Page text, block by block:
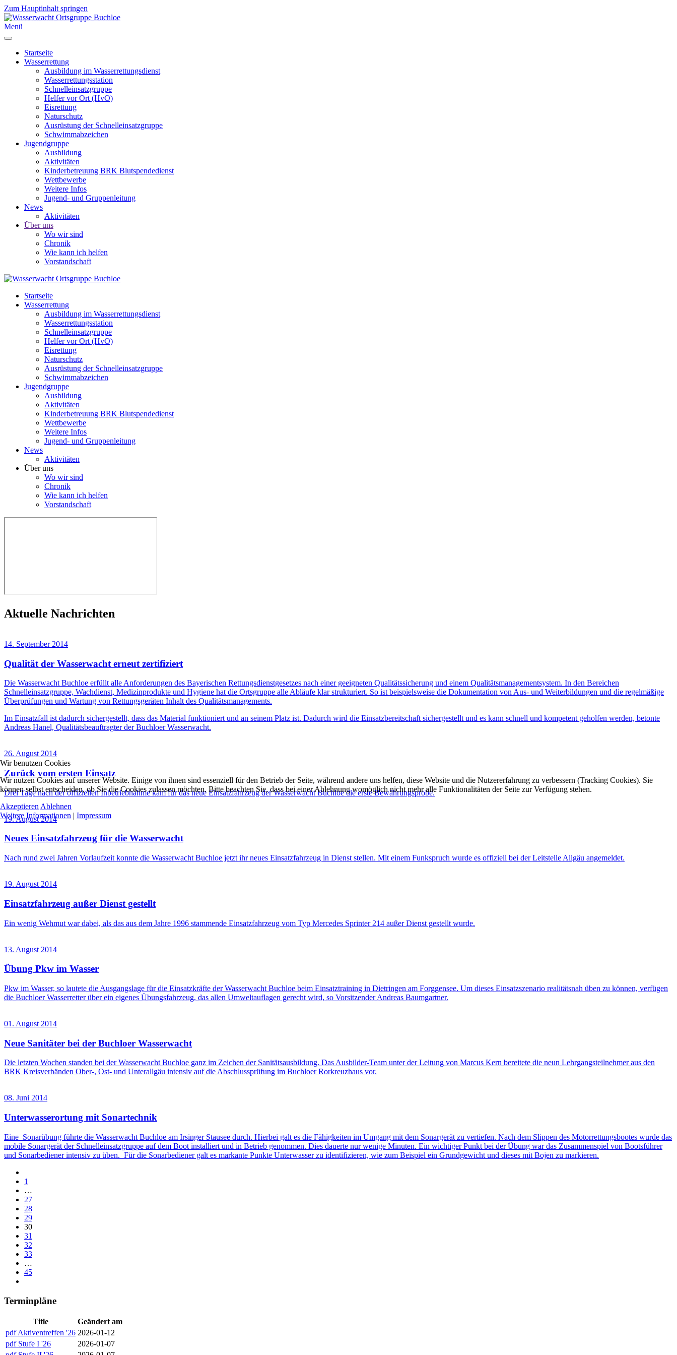
Zum Hauptinhalt springen
Menü
Startseite
Wasserrettung
Ausbildung im Wasserrettungsdienst
Wasserrettungsstation
Schnelleinsatzgruppe
Helfer vor Ort (HvO)
Eisrettung
Naturschutz
Ausrüstung der Schnelleinsatzgruppe
Schwimmabzeichen
Jugendgruppe
Ausbildung
Aktivitäten
Kinderbetreuung BRK Blutspendedienst
Wettbewerbe
Weitere Infos
Jugend- und Gruppenleitung
News
Aktivitäten
Über uns
Wo wir sind
Chronik
Wie kann ich helfen
Vorstandschaft
Startseite
Wasserrettung
Ausbildung im Wasserrettungsdienst
Wasserrettungsstation
Schnelleinsatzgruppe
Helfer vor Ort (HvO)
Eisrettung
Naturschutz
Ausrüstung der Schnelleinsatzgruppe
Schwimmabzeichen
Jugendgruppe
Ausbildung
Aktivitäten
Kinderbetreuung BRK Blutspendedienst
Wettbewerbe
Weitere Infos
Jugend- und Gruppenleitung
News
Aktivitäten
Über uns
Wo wir sind
Chronik
Wie kann ich helfen
Vorstandschaft
Aktuelle Nachrichten
14. September 2014
Qualität der Wasserwacht erneut zertifiziert
Die Wasserwacht Buchloe erfüllt alle Anforderungen des Bayerischen Rettungsdienstgesetzes nach einer geeigneten Qualitätssicherung und einem Qualitätsmanagement­system. In den Bereichen
Schnelleinsatzgruppe, Wachdienst, Medizinprodukte und Hygiene hat die Ortsgruppe alle Abläufe klar strukturiert. So ist beispielsweise die Dokumentation von Aus- und Weiterbildungen und die regelmäßige
Überprüfungen und Wartung von Rettungsgeräten Inhalt des Qualitätsmanagements.
Im Einsatzfall ist dadurch sichergestellt, dass das Material funktioniert und an seinem Platz ist. Dadurch wird die Einsatzbereitschaft sichergestellt und es kann schnell und kompetent geholfen werden, betonte
Andreas Hanel, Qualitätsbeauftragter der Buchloer Wasserwacht.
26. August 2014
Zurück vom ersten Einsatz
Drei Tage nach der offiziellen Inbetriebnahme kam für das neue Einsatzfahrzeug der Wasserwacht Buchloe die erste Bewährungsprobe.
19. August 2014
Neues Einsatzfahrzeug für die Wasserwacht
Nach rund zwei Jahren Vorlaufzeit konnte die Wasserwacht Buchloe jetzt ihr neues Einsatzfahrzeug in Dienst stellen. Mit einem Funkspruch wurde es offiziell bei der Leitstelle Allgäu angemeldet.
19. August 2014
Einsatzfahrzeug außer Dienst gestellt
Ein wenig Wehmut war dabei, als das aus dem Jahre 1996 stammende Einsatzfahrzeug vom Typ Mercedes Sprinter 214 außer Dienst gestellt wurde.
13. August 2014
Übung Pkw im Wasser
Pkw im Wasser, so lautete die Ausgangslage für die Einsatzkräfte der Wasserwacht Buchloe beim Einsatztraining in Dietringen am Forggensee. Um dieses Einsatzszenario realitätsnah üben zu können, verfügen
die Buchloer Wasserretter über ein eigenes Übungsfahrzeug, das allen Umweltauflagen gerecht wird, so Vorsitzender Andreas Baumgartner.
01. August 2014
Neue Sanitäter bei der Buchloer Wasserwacht
Die letzten Wochen standen bei der Wasserwacht Buchloe ganz im Zeichen der Sanitätsausbildung. Das Ausbilder-Team unter der Leitung von Marcus Kern bereitete die neun Lehrgangsteilnehmer aus den
BRK Kreisverbänden Ober-, Ost- und Unterallgäu intensiv auf die Abschlussprüfung im Buchloer Rorkreuzhaus vor.
08. Juni 2014
Unterwasserortung mit Sonartechnik
Eine Sonarübung führte die Wasserwacht Buchloe am Irsinger Stausee durch. Hierbei galt es die Fähigkeiten im Umgang mit dem Sonargerät zu vertiefen. Nach dem Slippen des Motorrettungsbootes wurde das
mobile Sonargerät der Schnelleinsatzgruppe auf dem Boot installiert und in Betrieb genommen. Dies dauerte nur wenige Minuten. Ein wichtiger Punkt bei der Übung war das Zusammenspiel von Bootsführer
und Sonarbediener intensiv zu üben. Für die Sonarbediener galt es markante Punkte Unterwasser zu identifizieren, wie zum Beispiel ein Grundgewicht und dieses mit Bojen zu markieren.
1
…
27
28
29
30
31
32
33
…
45
Terminpläne
Title
Geändert am
pdf Aktiventreffen '26 2026-01-12
pdf Stufe I '26
2026-01-07
Wir benutzen Cookies
Wir nutzen Cookies auf unserer Website. Einige von ihnen sind essenziell für den Betrieb der Seite, während andere uns helfen, diese Website und die Nutzererfahrung zu verbessern (Tracking Cookies). Sie
können selbst entscheiden, ob Sie die Cookies zulassen möchten. Bitte beachten Sie, dass bei einer Ablehnung womöglich nicht mehr alle Funktionalitäten der Seite zur Verfügung stehen.
Akzeptieren Ablehnen
Weitere Informationen | Impressum